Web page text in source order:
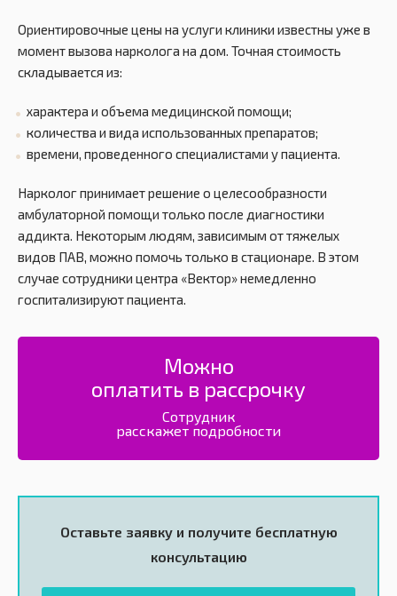
Ориентировочные цены на услуги клиники известны уже в
момент вызова нарколога на дом. Точная стоимость
складывается из:
характера и объема медицинской помощи;
количества и вида использованных препаратов;
времени, проведенного специалистами у пациента.
Нарколог принимает решение о целесообразности
амбулаторной помощи только после диагностики
аддикта. Некоторым людям, зависимым от тяжелых
видов ПАВ, можно помочь только в стационаре. В этом
случае сотрудники центра «Вектор» немедленно
госпитализируют пациента.
Можно
оплатить в рассрочку
Сотрудник
расскажет подробности
Оставьте заявку и получите бесплатную
консультацию